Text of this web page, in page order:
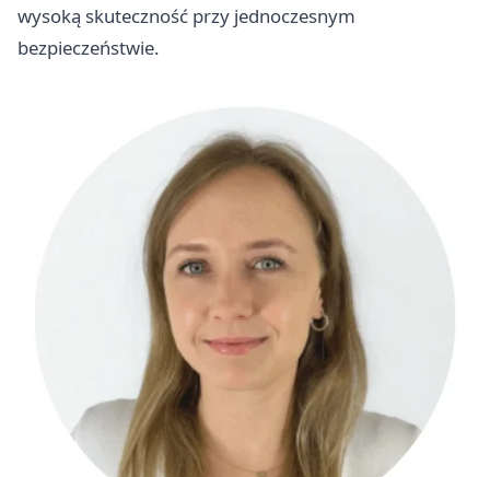
wysoką skuteczność przy jednoczesnym
bezpieczeństwie.